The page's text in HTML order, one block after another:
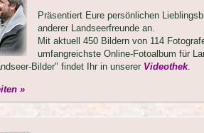
Präsentiert Eure persönlichen
anderer Landseerfreunde an.
Mit aktuell 450 Bildern von 114
umfangreichste Online-Fotoalbum für
Bilder" findet Ihr in unserer Videothek.
»